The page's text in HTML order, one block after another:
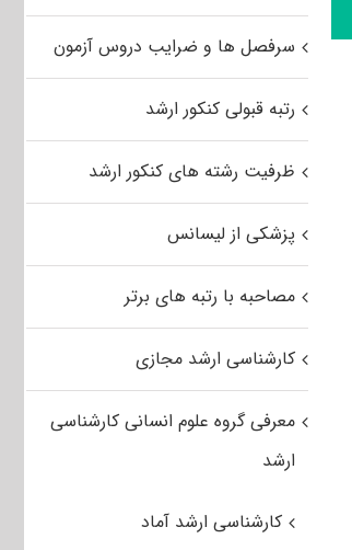
سرفصل ها و ضرایب دروس آزمون
رتبه قبولی کنکور ارشد
ظرفیت رشته های کنکور ارشد
پزشکی از لیسانس
مصاحبه با رتبه های برتر
کارشناسی ارشد مجازی
معرفی گروه علوم انسانی کارشناسی
ارشد
کارشناسی ارشد آماد